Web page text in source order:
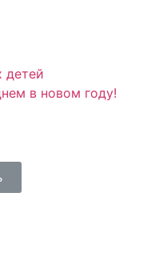
детей
в новом году!